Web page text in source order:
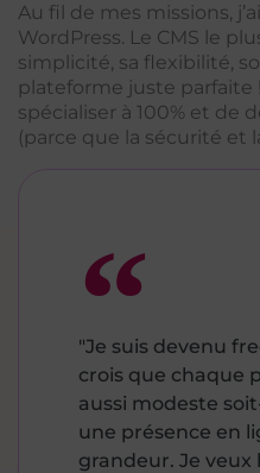
Au fil de mes missions,
WordPress. Le CMS le
simplicité, sa flexibilité,
plateforme juste parfaite
spécialiser à 100% et de
(parce que la sécurité et
"Je suis devenu
crois que chaque
aussi modeste
une présence en
grandeur. Je veux